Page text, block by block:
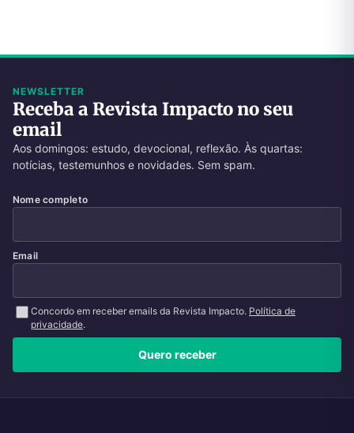
NEWSLETTER
Receba a Revista Impacto no seu
email
Aos domingos: estudo, devocional, reflexão. Às quartas:
notícias, testemunhos e novidades. Sem spam.
Nome completo
Email
Concordo em receber emails da Revista Impacto. Política de
privacidade.
Quero receber